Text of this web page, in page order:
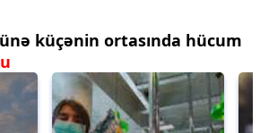
küçənin ortasında hücum